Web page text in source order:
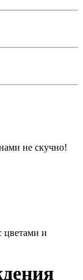
не скучно!
цветами и